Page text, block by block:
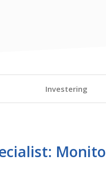
Investering